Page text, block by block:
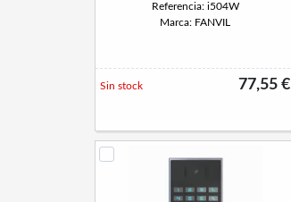
Referencia: i504W
Marca: FANVIL
77,55 €
Sin stock